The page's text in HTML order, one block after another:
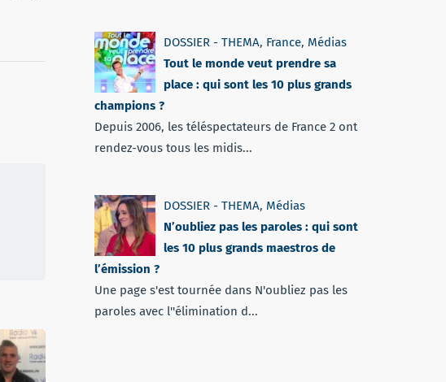
DOSSIER - THEMA, France, Médias
Tout le monde veut prendre sa
place : qui sont les 10 plus grands
champions ?
Depuis 2006, les téléspectateurs de France 2 ont
rendez-vous tous les midis...
DOSSIER - THEMA, Médias
N’oubliez pas les paroles : qui sont
les 10 plus grands maestros de
l’émission ?
Une page s'est tournée dans N'oubliez pas les
paroles avec l''élimination d...